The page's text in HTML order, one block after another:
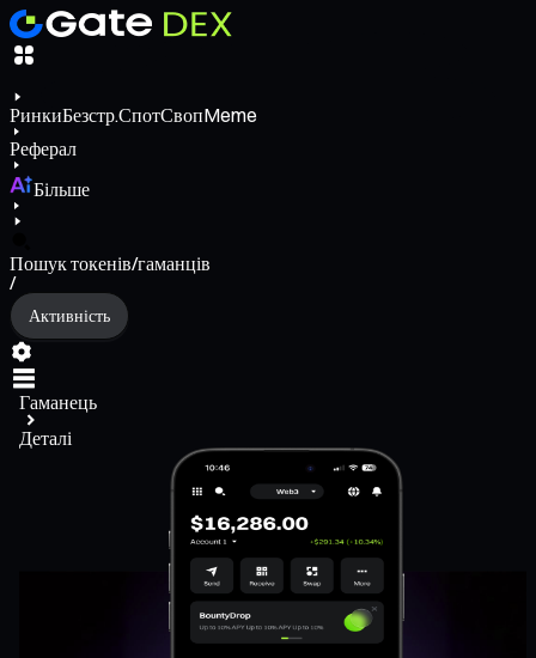
РинкиБезстр.СпотСвопMeme
Реферал
Більше
Пошук токенів/гаманців
/
Активність
Гаманець
Деталі